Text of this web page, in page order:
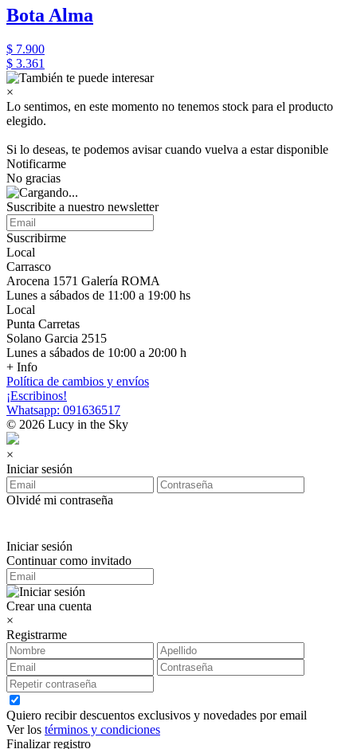
Bota Alma
$ 7.900
$ 3.361
×
Lo sentimos, en este momento no tenemos stock para el producto
elegido.
Si lo deseas, te podemos avisar cuando vuelva a estar disponible
Notificarme
No gracias
Suscribite a nuestro newsletter
Suscribirme
Local
Carrasco
Arocena 1571 Galería ROMA
Lunes a sábados de 11:00 a 19:00 hs
Local
Punta Carretas
Solano Garcia 2515
Lunes a sábados de 10:00 a 20:00 h
+ Info
Política de cambios y envíos
¡Escribinos!
Whatsapp: 091636517
© 2026 Lucy in the Sky
×
Iniciar sesión
Olvidé mi contraseña
Iniciar sesión
Continuar como invitado
Crear una cuenta
×
Registrarme
Quiero recibir descuentos exclusivos y novedades por email
Ver los términos y condiciones
Finalizar registro